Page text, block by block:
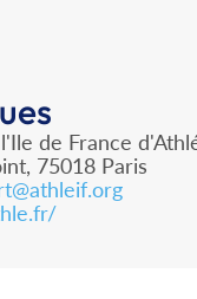
de France
75018 Paris